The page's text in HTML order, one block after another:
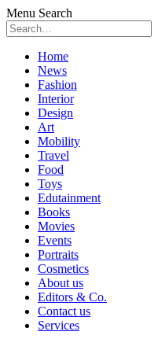
Menu Search
Skip
content
Home
News
Fashion
Interior
Design
Art
Mobility
Travel
Food
Toys
Edutainment
Books
Movies
Events
Portraits
Cosmetics
About us
Editors & Co.
Contact us
Services